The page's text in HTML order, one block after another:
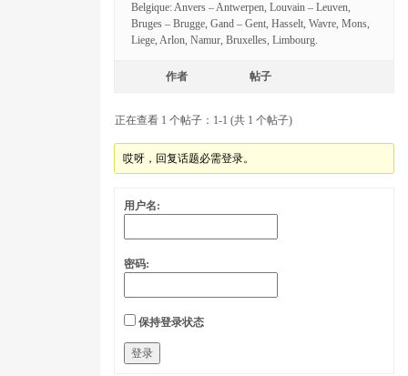
Belgique: Anvers – Antwerpen, Louvain – Leuven,
Bruges – Brugge, Gand – Gent, Hasselt, Wavre, Mons,
Liege, Arlon, Namur, Bruxelles, Limbourg.
作者 帖子
正在查看 1 个帖子：1-1 (共 1 个帖子)
哎呀，回复话题必需登录。
用户名:
密码:
保持登录状态
登录